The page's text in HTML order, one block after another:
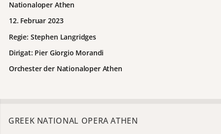
Nationaloper Athen
12. Februar 2023
Regie: Stephen Langridges
Dirigat: Pier Giorgio Morandi
Orchester der Nationaloper Athen
GREEK NATIONAL OPERA ATHEN